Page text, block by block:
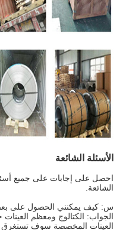
الأسئلة الشائعة
احصل على إجابات على جميع
الشائعة.
س: كيف يمكنني الحصول على بعض
الجواب: الكتالوج ومعظم